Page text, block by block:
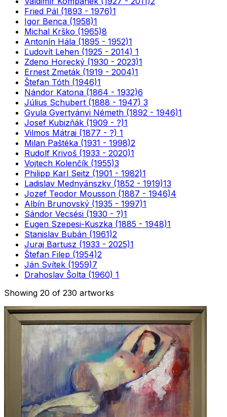
Fried Pál (1893 - 1976)1
Igor Benca (1958)1
Michal Krško (1965)8
Antonín Hála (1895 - 1952)1
Ľudovít Lehen (1925 - 2014) 1
Zdeno Horecký (1930 - 2023)1
Ernest Zmeták (1919 - 2004)1
Štefan Tóth (1946)1
Nándor Katona (1864 - 1932)6
Július Schubert (1888 - 1947) 3
Gyula Gyertyányi Németh (1892 - 1946)1
Josef Kubizňák (1909 - ?)1
Vilmos Mátrai (1877 - ?) 1
Milan Paštéka (1931 - 1998)2
Rudolf Krivoš (1933 - 2020)1
Vojtech Kolenčík (1955)3
Philipp Karl Seitz (1901 - 1982)1
Ladislav Mednyánszky (1852 - 1919)13
Jozef Teodor Mousson (1887 - 1946)4
Albín Brunovský (1935 - 1997)1
Sándor Vecsési (1930 - ?)1
Eugen Szepesi-Kuszka (1885 - 1948)1
Stanislav Bubán (1961)2
Juraj Bartusz (1933 - 2025)1
Štefan Filep (1954)2
Ján Svítek (1959)7
Drahoslav Šolta (1960) 1
Showing 20 of 230 artworks